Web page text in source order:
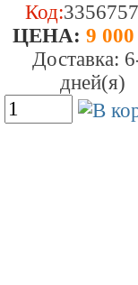
Код:
ЦEHA: 9
Доставка:
дней(я)